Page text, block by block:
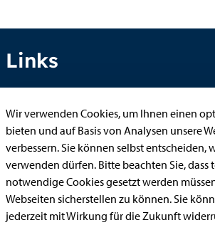
Links
Anhörung online
Aufenthaltserlaubnis
Bauantrag
Begleitetes Fahren ab 17 (Erstantrag)
Führerschein (Umtausch)
Wir verwenden Cookies, um Ihnen einen
bieten und auf Basis von Analysen unsere
verbessern. Sie können selbst entscheiden,
verwenden dürfen. Bitte beachten Sie, dass
notwendige Cookies gesetzt werden
Webseiten sicherstellen zu können. Sie
jederzeit mit Wirkung für die Zukunft